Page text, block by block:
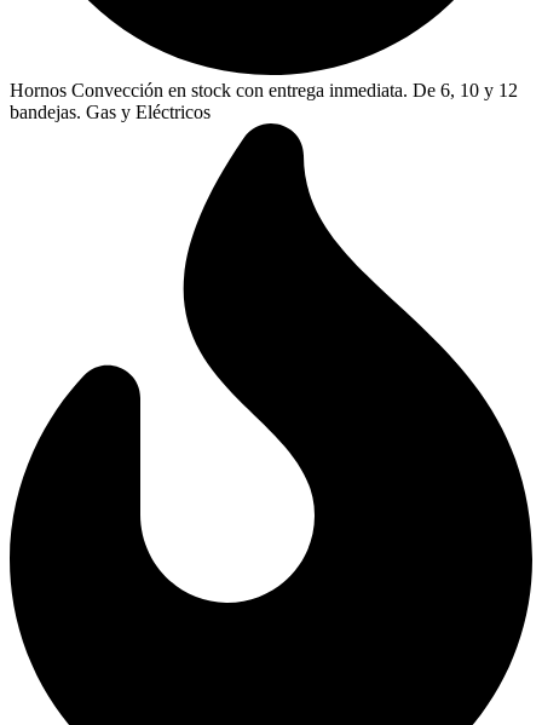
Hornos Convección en stock con entrega inmediata. De 6, 10 y 12
bandejas. Gas y Eléctricos